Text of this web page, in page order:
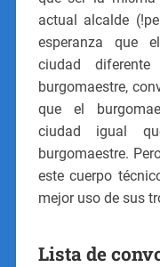
actual alcalde
esperanza que
ciudad
burgomaestre,
que el
ciudad igual
burgomaestre.
este cuerpo
mejor uso de sus
Lista de